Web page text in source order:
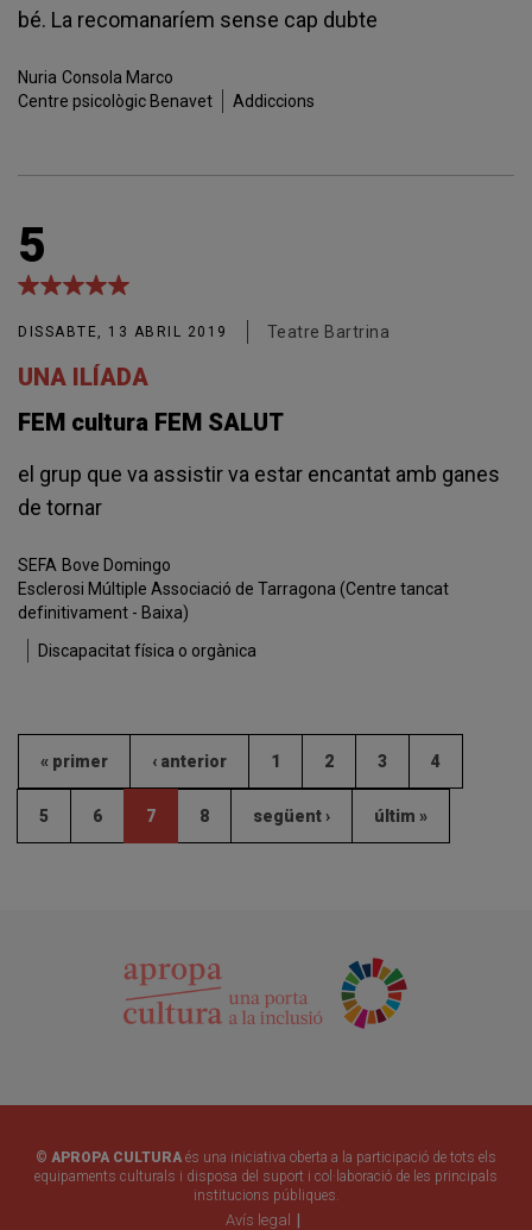
bé. La recomanaríem sense cap dubte
Nuria Consola Marco
Centre psicològic Benavet
Addiccions
5
DISSABTE, 13 ABRIL 2019 Teatre Bartrina
UNA ILÍADA
FEM cultura FEM SALUT
el grup que va assistir va estar encantat amb ganes
de tornar
SEFA Bove Domingo
Esclerosi Múltiple Associació de Tarragona (Centre tancat
definitivament - Baixa)
Discapacitat física o orgànica
« primer ‹ anterior 1 2 3 4
5 6 7 8 següent › últim »
© APROPA CULTURA és una iniciativa oberta a la participació de tots els
equipaments culturals i disposa del suport i col·laboració de les principals
institucions públiques.
Avís legal